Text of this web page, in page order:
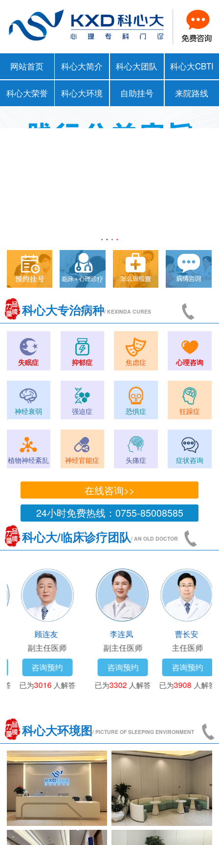
网站首页 科心大简介 科心大团队 科心大CBTI
科心大荣誉 科心大环境 自助挂号 来院路线
科心大专治病种/ KEXINDA CURES
失眠症 抑郁症 焦虑症 心理咨询
神经衰弱 强迫症 恐惧症 狂躁症
植物神经紊乱 神经官能症 头痛症 症状咨询
在线咨询>>
24小时免费热线：0755-85008585
科心大/临床诊疗团队/ AN OLD DOCTOR
主任医师
3718人解答
临床部主任
已为4173 人解答
副主任医师
咨询预约
已为3016 人解答 已为
科心大环境图/ PICTURE OF SLEEPING ENVIRONMENT